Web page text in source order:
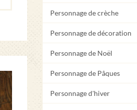
Personnage de crèche
Personnage de décoration
Personnage de Noël
Personnage de Pâques
Personnage d'hiver